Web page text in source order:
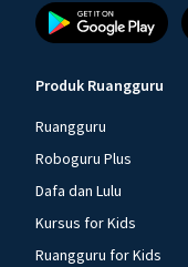
Produk Ruangguru
Ruangguru
Roboguru Plus
Dafa dan Lulu
Kursus for Kids
Ruangguru for Kids